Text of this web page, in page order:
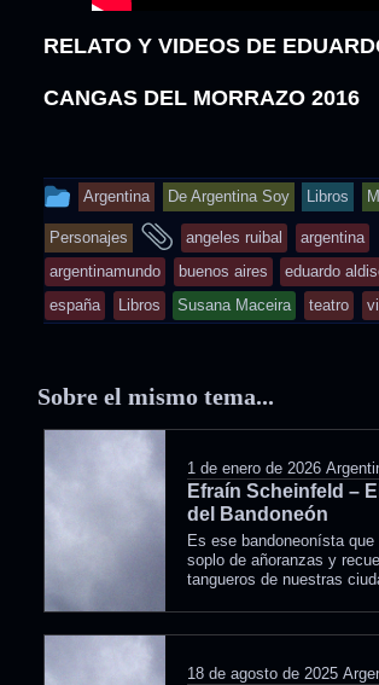
RELATO Y VIDEOS DE
CANGAS DEL MORRAZO 2016
This
entry
was
posted
in
Argentina De Argentina Soy Libros
Personajes
and
tagged
angeles ruibal
argentina
argentinamundo
buenos aires eduardo
españa
Libros Susana Maceira teatro
Sobre el mismo tema...
1 de enero de 2026
Efraín Scheinfeld –
del Bandoneón
Es ese bandoneonísta que
soplo de añoranzas y
tangueros de nuestras
18 de agosto de 2025